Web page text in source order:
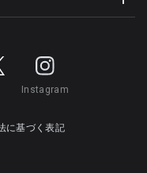
Instagram
に基づく表記